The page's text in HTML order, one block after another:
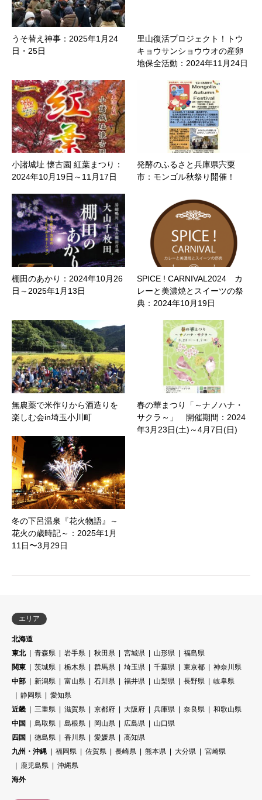
うそ替え神事：2025年1月24
日・25日
里山復活プロジェクト！トウ
キョウサンショウウオの産卵
地保全活動：2024年11月24日
小諸城址 懐古園 紅葉まつり：
2024年10月19日～11月17日
発酵のふるさと兵庫県宍粟
市：モンゴル秋祭り開催！
棚田のあかり：2024年10月26
日～2025年1月13日
SPICE ! CARNIVAL2024 カ
レーと美濃焼とスイーツの祭
典：2024年10月19日
無農薬で米作りから酒造りを
楽しむ会in埼玉小川町
春の華まつり「～ナノハナ・
サクラ～」 開催期間：2024
年3月23日(土)～4月7日(日)
冬の下呂温泉『花火物語』～
花火の歳時記～：2025年1月
11日〜3月29日
エリア
北海道
東北
青森県 岩手県 秋田県 宮城県 山形県
福島県
関東
茨城県 栃木県 群馬県 埼玉県 千葉県 東京都
神奈川県
中部
新潟県 富山県 石川県 福井県 山梨県 長野県
岐阜県
静岡県
愛知県
近畿
三重県 滋賀県 京都府 大阪府 兵庫県 奈良県
和歌山県
中国
鳥取県 島根県 岡山県 広島県
山口県
四国
徳島県 香川県 愛媛県
高知県
九州・沖縄
福岡県 佐賀県 長崎県 熊本県 大分県
宮崎県
鹿児島県
沖縄県
海外